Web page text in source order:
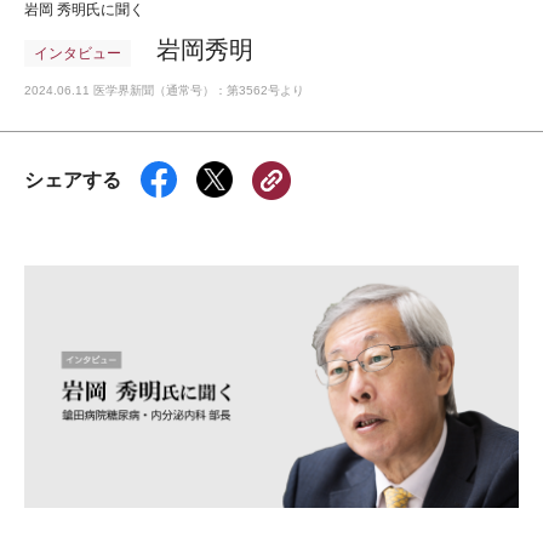
岩岡 秀明氏に聞く
インタビュー 岩岡秀明
2024.06.11 医学界新聞（通常号）：第3562号より
シェアする